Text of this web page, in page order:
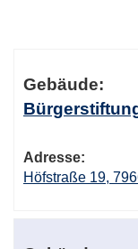
Gebäude:
Adresse:
Höfstraße 19,